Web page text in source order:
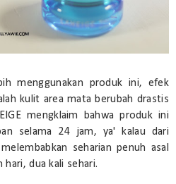
menggunakan produk ini, efek
kulit area mata berubah drastis
mengklaim bahwa produk ini
selama 24 jam, ya' kalau dari
seharian penuh asal
hari, dua kali sehari.